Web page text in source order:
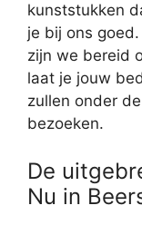
kunststukken
je bij ons
zijn we bereid
laat je jouw
zullen onder
bezoeken.
De
Nu in